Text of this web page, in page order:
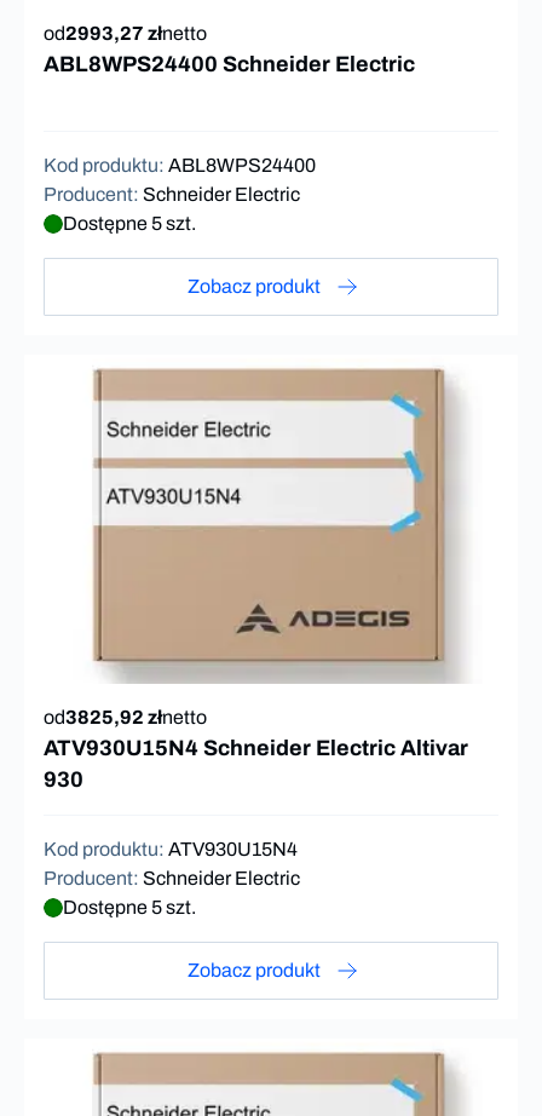
od2993,27 złnetto
ABL8WPS24400 Schneider Electric
Kod produktu: ABL8WPS24400
Producent: Schneider Electric
Dostępne 5 szt.
Zobacz produkt
od3825,92 złnetto
ATV930U15N4 Schneider Electric Altivar
930
Kod produktu: ATV930U15N4
Producent: Schneider Electric
Dostępne 5 szt.
Zobacz produkt